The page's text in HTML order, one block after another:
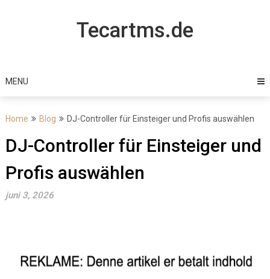
Tecartms.de
MENU
Home Blog DJ-Controller für Einsteiger und Profis auswählen
DJ-Controller für Einsteiger und
Profis auswählen
juni 3, 2026